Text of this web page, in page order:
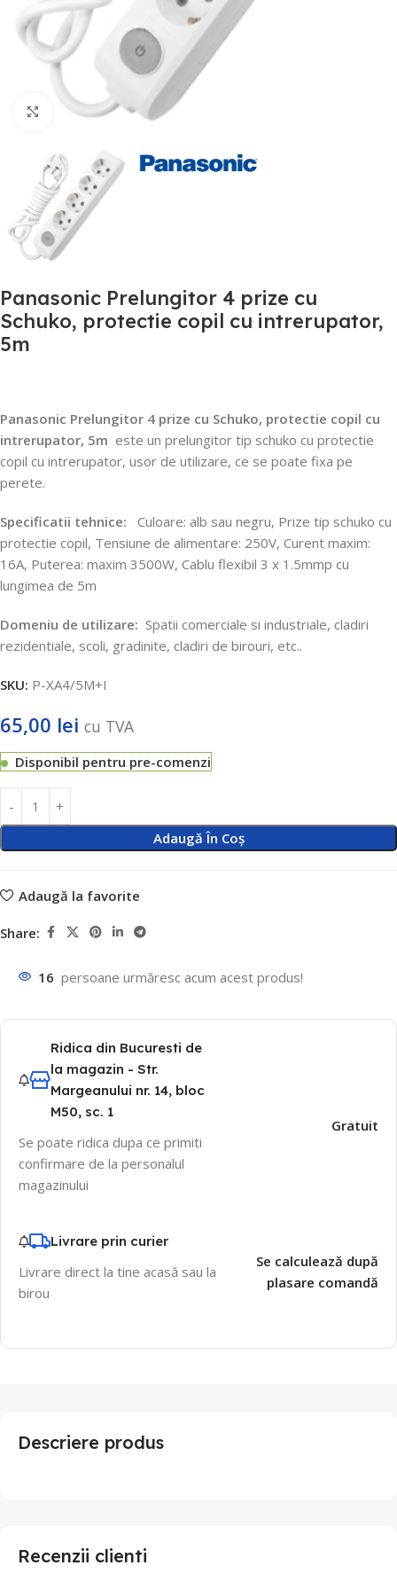
Mărește poza
Panasonic Prelungitor 4 prize cu
Schuko, protectie copil cu intrerupator,
5m
Panasonic Prelungitor 4 prize cu Schuko, protectie copil cu
intrerupator, 5m este un prelungitor tip schuko cu protectie
copil cu intrerupator, usor de utilizare, ce se poate fixa pe
perete.
Specificatii tehnice: Culoare: alb sau negru, Prize tip schuko cu
protectie copil, Tensiune de alimentare: 250V, Curent maxim:
16A, Puterea: maxim 3500W, Cablu flexibil 3 x 1.5mmp cu
lungimea de 5m
Domeniu de utilizare: Spatii comerciale si industriale, cladiri
rezidentiale, scoli, gradinite, cladiri de birouri, etc..
SKU: P-XA4/5M+I
65,00 lei cu TVA
Disponibil pentru pre-comenzi
Adaugă În Coș
Adaugă la favorite
Share:
16 persoane urmăresc acum acest produs!
Ridica din Bucuresti de
la magazin - Str.
Margeanului nr. 14, bloc
M50, sc. 1
Se poate ridica dupa ce primiti
confirmare de la personalul
magazinului
Gratuit
Livrare prin curier
Livrare direct la tine acasă sau la
birou
Se calculează după
plasare comandă
Descriere produs
Recenzii clienti